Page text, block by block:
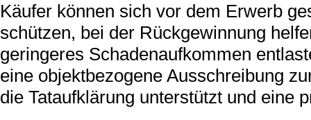
Käufer können sich vor dem Erwerb
schützen, bei der Rückgewinnung
geringeres Schadenaufkommen
eine objektbezogene Ausschreibung
die Tataufklärung unterstützt und eine